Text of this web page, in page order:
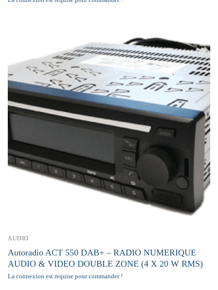
AUDIO
Autoradio ACT 550 DAB+ – RADIO NUMERIQUE
AUDIO & VIDEO DOUBLE ZONE (4 X 20 W RMS)
La connexion est requise pour commander !